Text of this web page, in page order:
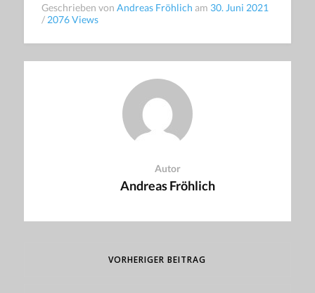
Geschrieben von Andreas Fröhlich am 30. Juni 2021
/ 2076 Views
Autor
Andreas Fröhlich
VORHERIGER BEITRAG